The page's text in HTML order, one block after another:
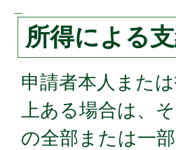
所得による
申請者本人また
上ある場合は、
の全部または一